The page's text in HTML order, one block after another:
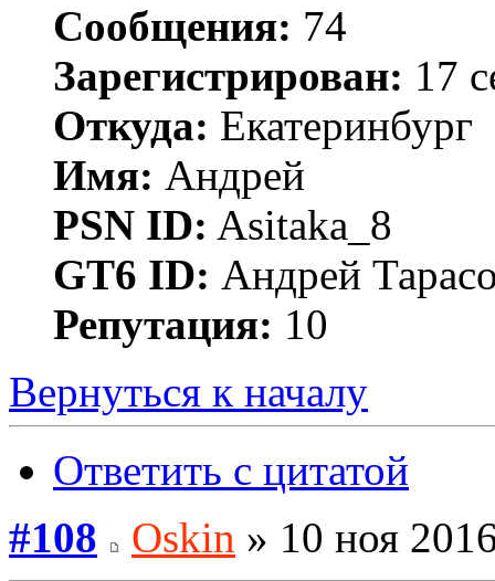
Сообщения: 74
Зарегистрирован: 17
Откуда: Екатеринбург
Имя: Андрей
PSN ID: Asitaka_8
GT6 ID: Андрей
Репутация: 10
Вернуться к началу
Ответить с цитатой
#108
Oskin » 10 ноя